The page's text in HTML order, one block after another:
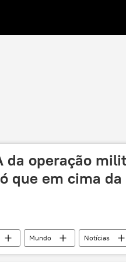
da operação
que em cima da
Mundo Notícias
Curdistão
Recep